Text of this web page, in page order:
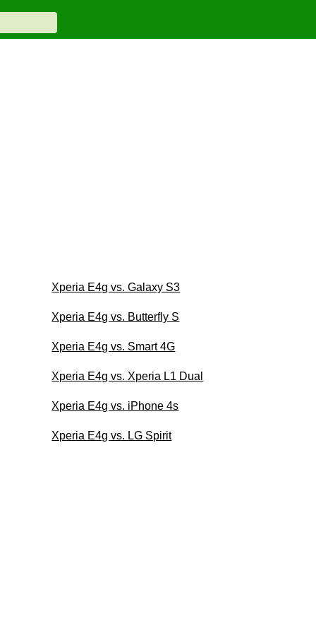
Xperia E4g vs. Galaxy S3
Xperia E4g vs. Butterfly S
Xperia E4g vs. Smart 4G
Xperia E4g vs. Xperia L1 Dual
Xperia E4g vs. iPhone 4s
Xperia E4g vs. LG Spirit